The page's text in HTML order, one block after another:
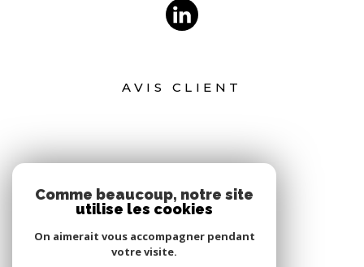
AVIS CLIENT
Comme beaucoup, notre site
utilise les cookies
On aimerait vous accompagner pendant
votre visite.